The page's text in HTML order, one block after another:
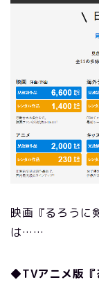
映画『るろうに
は……
◆TVアニメ版『